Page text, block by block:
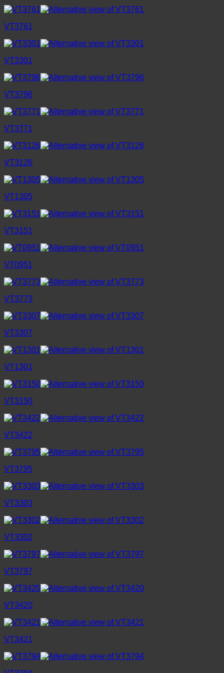
VT3761
VT3301
VT3796
VT3771
VT3126
VT1305
VT3151
VT0951
VT3773
VT3307
VT1301
VT3150
VT3422
VT3795
VT3303
VT3302
VT3797
VT3420
VT3421